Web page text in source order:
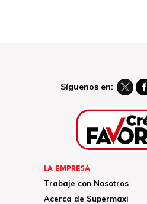
Síguenos en:
LA EMPRESA
Trabaje con Nosotros
Acerca de Supermaxi